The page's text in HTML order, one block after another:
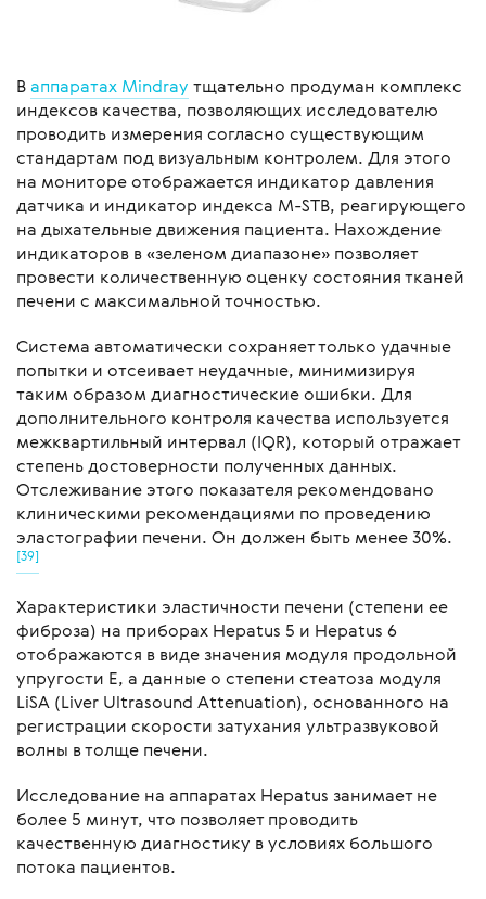
Ваппаратах Mindray тщательно продуман комплекс
индексов качества, позволяющих исследователю
проводить измерения согласно существующим
стандартам под визуальным контролем. Для этого
на мониторе отображается индикатор давления
датчика и индикатор индекса M-STB, реагирующего
на дыхательные движения пациента. Нахождение
индикаторов в «зеленом диапазоне» позволяет
провести количественную оценку состояния тканей
печени с максимальной точностью.
Система автоматически сохраняет только удачные
попытки и отсеивает неудачные, минимизируя
таким образом диагностические ошибки. Для
дополнительного контроля качества используется
межквартильный интервал (IQR), который отражает
степень достоверности полученных данных.
Отслеживание этого показателя рекомендовано
клиническими рекомендациями по проведению
эластографии печени. Он должен быть менее 30%.
[39]
Характеристики эластичности печени (степени ее
фиброза) на приборах Hepatus 5 и Hepatus 6
отображаются в виде значения модуля продольной
упругости Е, а данные о степени стеатоза модуля
LiSA (Liver Ultrasound Attenuation), основанного на
регистрации скорости затухания ультразвуковой
волны в толще печени.
Исследование на аппаратах Hepatus занимает не
более 5 минут, что позволяет проводить
качественную диагностику в условиях большого
потока пациентов.